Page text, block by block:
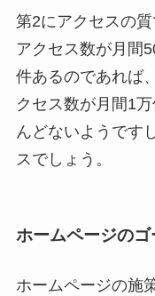
第2にアクセスの質
アクセス数が月間
件あるのであれば
クセス数が月間1
んどないようです
スでしょう。
ホームページのゴ
ホームページの施